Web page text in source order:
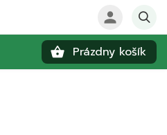
Prázdny košík